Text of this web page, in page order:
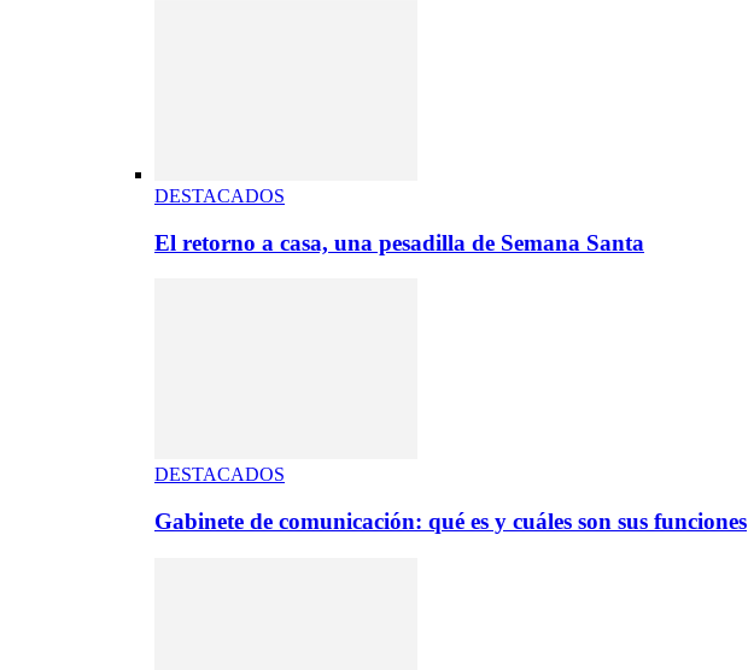
DESTACADOS
El retorno a casa, una pesadilla de Semana Santa
DESTACADOS
Gabinete de comunicación: qué es y cuáles son sus funciones